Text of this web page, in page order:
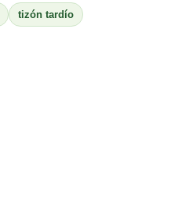
tizón tardío